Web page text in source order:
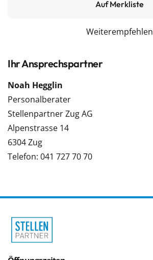
Auf Merkliste
Weiterempfehlen
Ihr Ansprechspartner
Noah Hegglin
Personalberater
Stellenpartner Zug AG
Alpenstrasse 14
6304 Zug
Telefon: 041 727 70 70